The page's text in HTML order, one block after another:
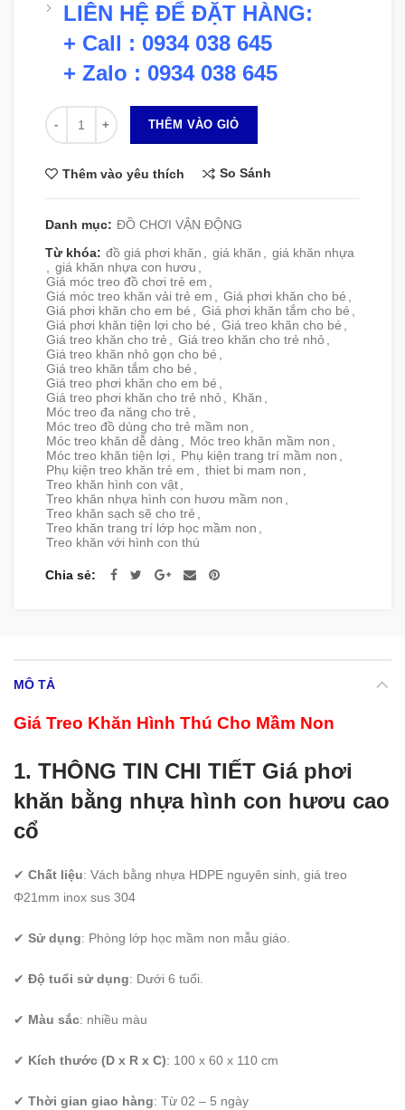
LIÊN HỆ ĐỂ ĐẶT HÀNG:
+ Call : 0934 038 645
+ Zalo : 0934 038 645
Số lượng
THÊM VÀO GIỎ
Thêm vào yêu thích So Sánh
Danh mục: ĐỒ CHƠI VẬN ĐỘNG
Từ khóa: đồ giá phơi khăn , giá khăn , giá khăn nhựa
, giá khăn nhựa con hươu ,
Giá móc treo đồ chơi trẻ em ,
Giá móc treo khăn vải trẻ em , Giá phơi khăn cho bé ,
Giá phơi khăn cho em bé , Giá phơi khăn tắm cho bé ,
Giá phơi khăn tiện lợi cho bé , Giá treo khăn cho bé ,
Giá treo khăn cho trẻ , Giá treo khăn cho trẻ nhỏ ,
Giá treo khăn nhỏ gọn cho bé ,
Giá treo khăn tắm cho bé ,
Giá treo phơi khăn cho em bé ,
Giá treo phơi khăn cho trẻ nhỏ , Khăn ,
Móc treo đa năng cho trẻ ,
Móc treo đồ dùng cho trẻ mầm non ,
Móc treo khăn dễ dàng , Móc treo khăn mầm non ,
Móc treo khăn tiện lợi, Phụ kiện trang trí mầm non ,
Phụ kiện treo khăn trẻ em , thiet bi mam non ,
Treo khăn hình con vật,
Treo khăn nhựa hình con hươu mầm non ,
Treo khăn sạch sẽ cho trẻ ,
Treo khăn trang trí lớp học mầm non ,
Treo khăn với hình con thú
Chia sẻ
MÔ TẢ
Giá Treo Khăn Hình Thú Cho Mầm Non
1. THÔNG TIN CHI TIẾT Giá phơi
khăn bằng nhựa hình con hươu cao
cổ
✔ Chất liệu: Vách bằng nhựa HDPE nguyên sinh, giá treo
Φ21mm inox sus 304
✔ Sử dụng: Phòng lớp học mầm non mẫu giáo.
✔ Độ tuổi sử dụng: Dưới 6 tuổi.
✔ Màu sắc: nhiều màu
✔ Kích thước (D x R x C): 100 x 60 x 110 cm
✔ Thời gian giao hàng: Từ 02 – 5 ngày